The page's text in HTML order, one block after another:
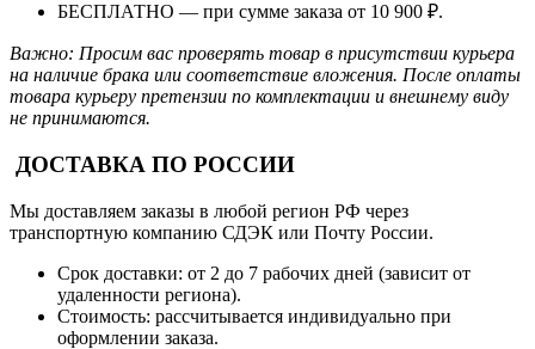
БЕСПЛАТНО — при сумме заказа от 10 900 ₽.
Важно: Просим вас проверять товар в присутствии курьера
на наличие брака или соответствие вложения. После оплаты
товара курьеру претензии по комплектации и внешнему виду
не принимаются.
ДОСТАВКА ПО РОССИИ
Мы доставляем заказы в любой регион РФ через
транспортную компанию СДЭК или Почту России.
Срок доставки: от 2 до 7 рабочих дней (зависит от
удаленности региона).
Стоимость: рассчитывается индивидуально при
оформлении заказа.